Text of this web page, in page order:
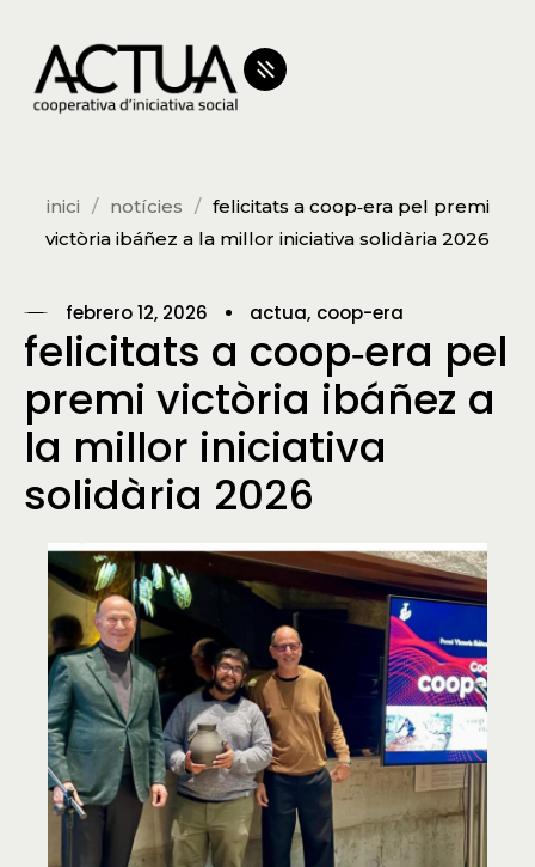
inici notícies
felicitats a coop‑era pel premi
victòria ibáñez a la millor iniciativa solidària 2026
febrero 12, 2026 actua coop-era
felicitats a coop‑era pel
premi victòria ibáñez a
la millor iniciativa
solidària 2026